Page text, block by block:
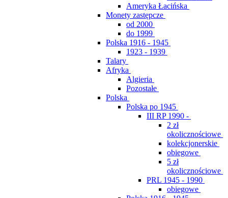
Ameryka Łacińska
Monety zastępcze
od 2000
do 1999
Polska 1916 - 1945
1923 - 1939
Talary
Afryka
Algieria
Pozostałe
Polska
Polska po 1945
III RP 1990 -
2 zł
okolicznościowe
kolekcjonerskie
obiegowe
5 zł
okolicznościowe
PRL 1945 - 1990
obiegowe